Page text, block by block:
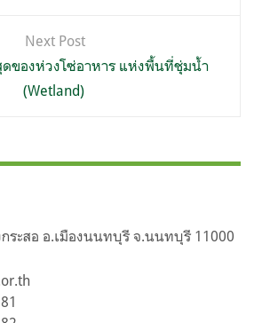
Next Post
ดของห่วงโซ่อาหาร แห่งพื้นที่ชุ่มน้ำ
(Wetland)
ระสอ อ.เมืองนนทบุรี จ.นนทบุรี 11000